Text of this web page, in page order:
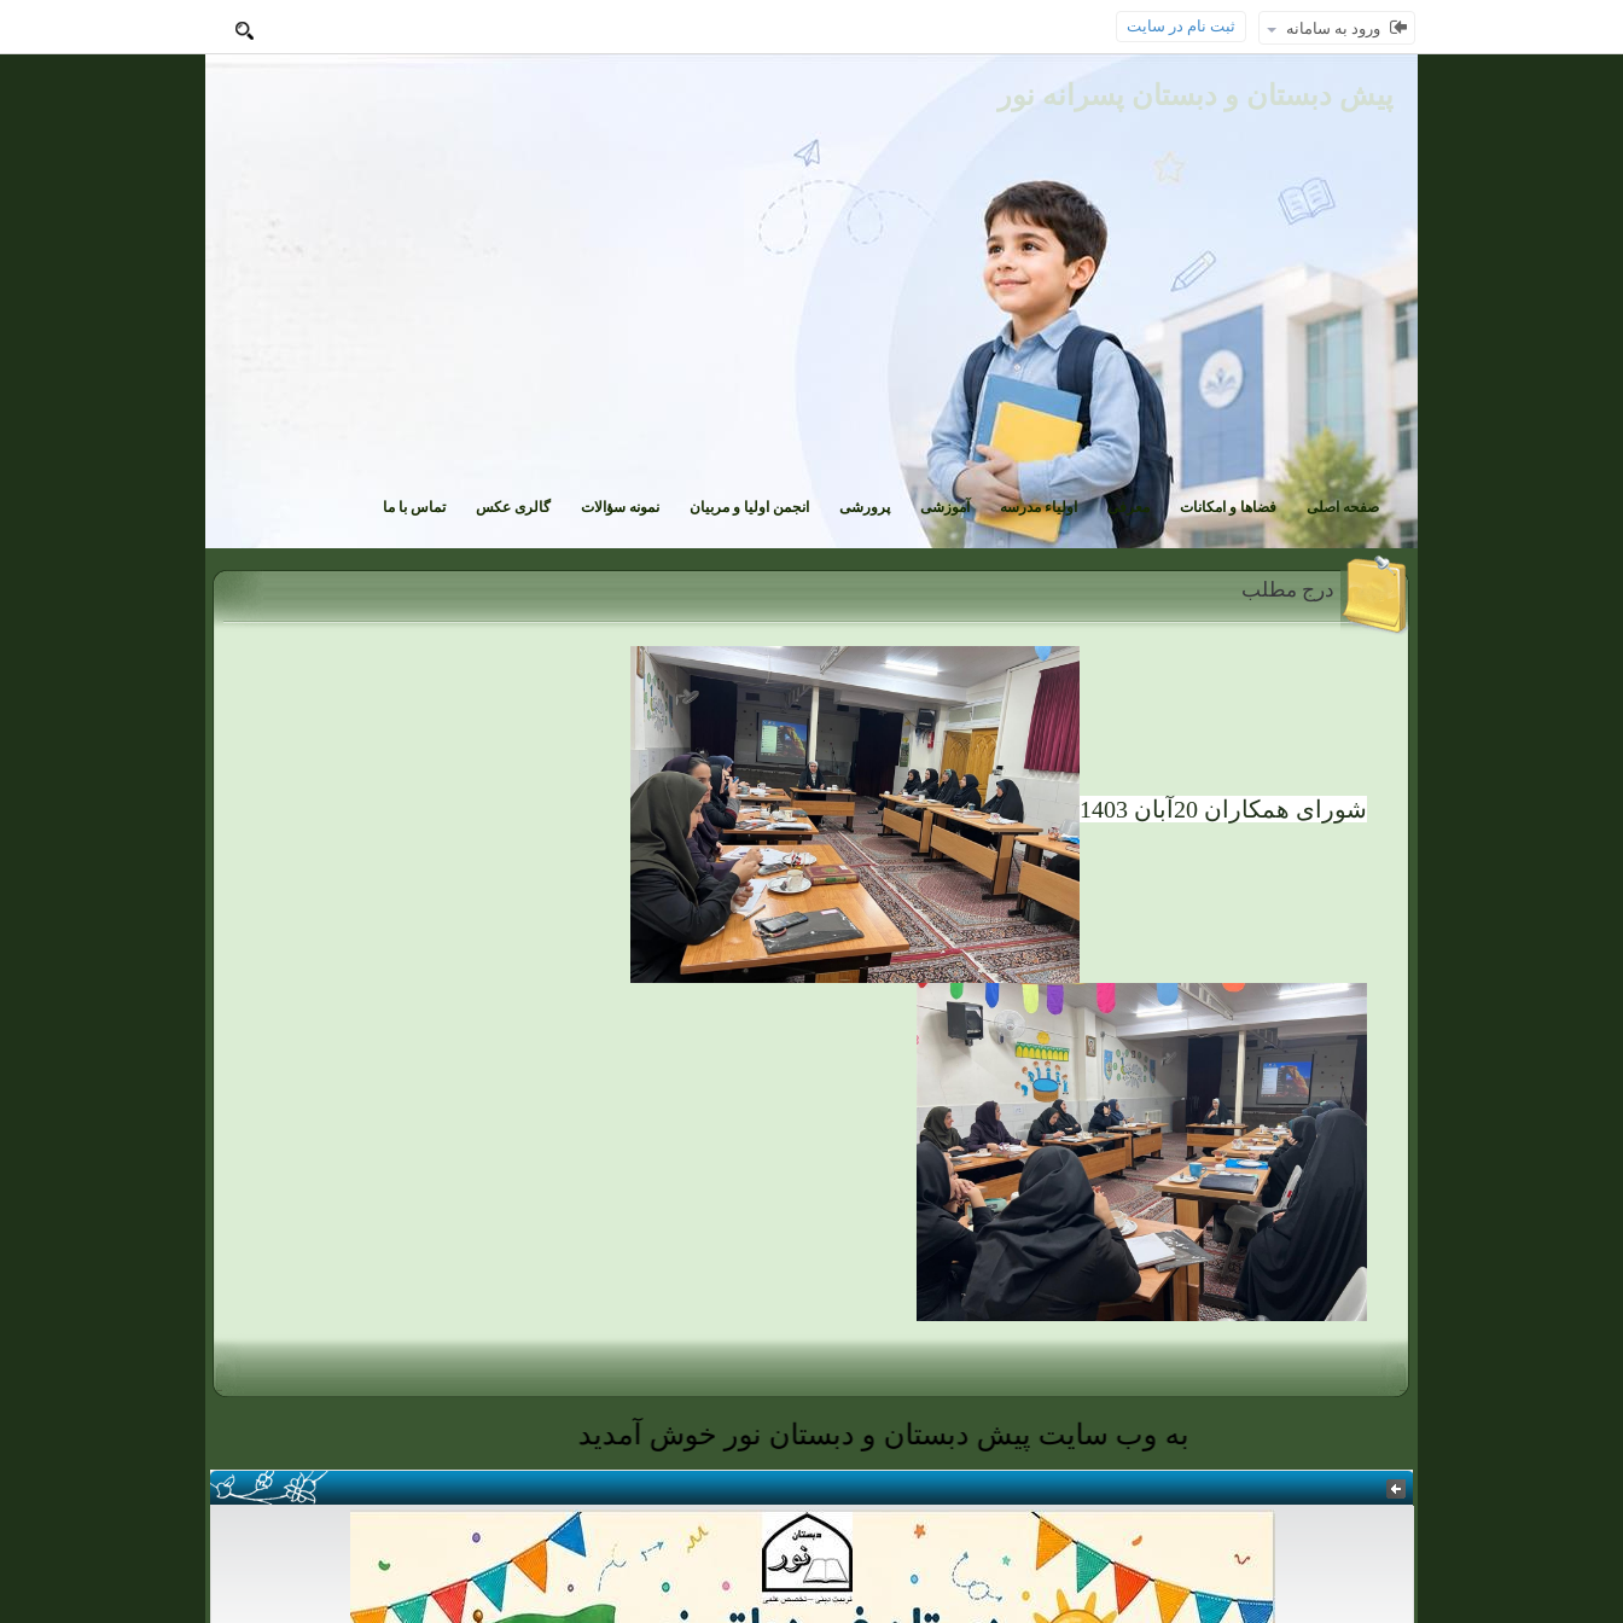
ورود به سامانه ثبت نام در سایت
پیش دبستان و دبستان پسرانه نور
صفحه اصلی فضاها و امکانات معرفی اولیاء مدرسه آموزشی پرورشی انجمن اولیا و مربیان نمونه سؤالات گالری عکس تماس با ما
درج مطلب
شورای همکاران 20آبان 1403
به وب سایت پیش دبستان و دبستان نور خوش آمدید